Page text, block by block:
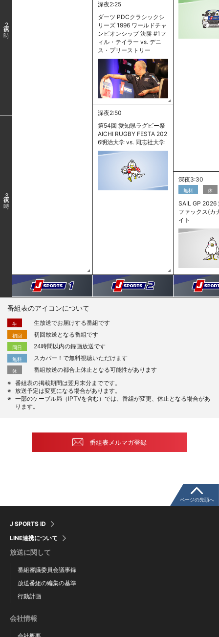
2
深夜2:25
ダーツ PDCクラシックシ
リーズ 1996 ワールドチャ
ンピオンシップ 決勝 #1フ
ィル・テイラー vs. デニ
ス・プリーストリー
深夜2:50
第54回 愛知県ラグビー祭
AICHI RUGBY FESTA 202
6明治大学 vs. 同志社大学
3
深夜3:30
無料 休
SAIL GP 2026
ファックス(カ
イト
番組表のアイコンについて
生 生放送でお届けする番組です
初回 初回放送となる番組です
同日 24時間以内の録画放送です
無料 スカパー！で無料視聴いただけます
休
番組放送の都合上休止となる可能性があります
番組表の掲載期間は翌月末分までです。
放送予定は変更になる場合があります。
一部のケーブル局（IPTVを含む）では、番組が変更、休止となる場合があ
ります。
番組表メルマガ登録
J SPORTS ID
LINE連携について
放送に関して
番組審議委員会議事録
放送番組の編集の基準
行動計画
会社情報
ページの先頭へ